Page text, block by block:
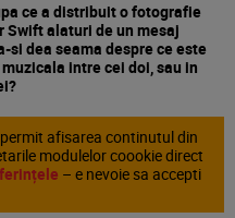
ce a distribuit o fotografie
Swift alaturi de un mesaj
dea seama despre ce este
intre cei doi, sau in
afisarea continutul din
modulelor coookie direct
– e nevoie sa accepti